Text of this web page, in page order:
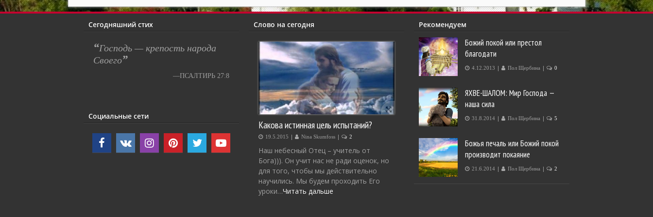
Сегодняшний стих
“Господь — крепость народа
Своего”
—ПСАЛТИРЬ 27:8
Социальные сети
Слово на сегодня
Какова истинная цель испытаний?
19.5.2015 | Nina Skumfoss | 2
Наш небесный Отец – учитель от
Бога))). Он учит нас не ради оценок, но
для того, чтобы мы действительно
научились. Мы будем проходить Его
уроки…Читать дальше
Рекомендуем
Божий покой или престол
благодати
4.12.2013 | Пол Щербина | 0
ЯХВЕ-ШАЛОМ: Мир Господа —
наша сила
31.8.2014 | Пол Щербина | 5
Божья печаль или Божий покой
производит покаяние
21.6.2014 | Пол Щербина | 2